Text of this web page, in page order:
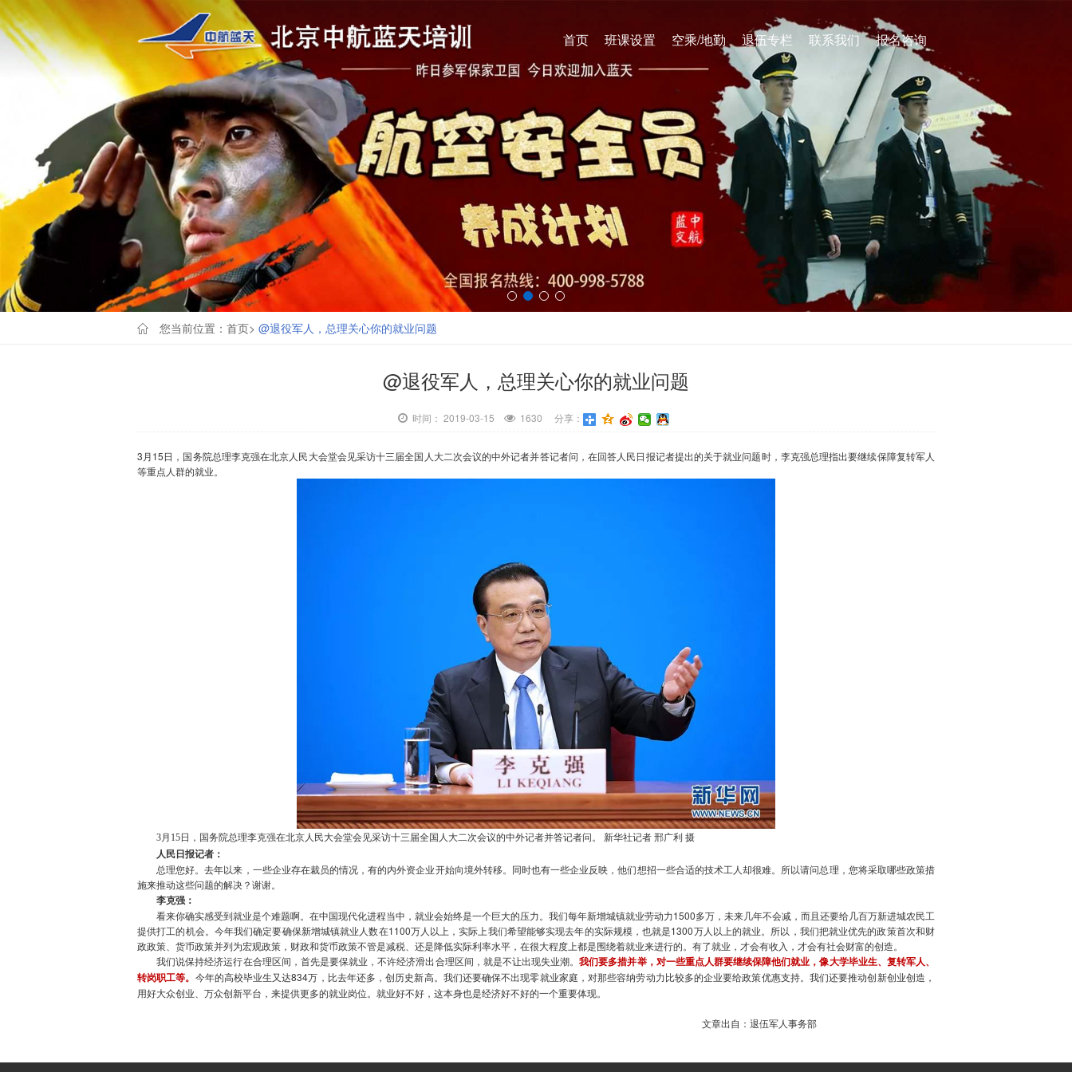
首页 班课设置 空乘/地勤 退伍专栏 联系我们 报名咨询
您当前位置： 首页> @退役军人，总理关心你的就业问题
@退役军人，总理关心你的就业问题
时间： 2019-03-15 1630 分享：
3月15日，国务院总理李克强在北京人民大会堂会见采访十三届全国人大二次会议的中外记者并答记者问，在回答人民日报记者提出的关于就业问题时，李克强总理指出要继续保障复转军人
等重点人群的就业。
3月15日，国务院总理李克强在北京人民大会堂会见采访十三届全国人大二次会议的中外记者并答记者问。 新华社记者 邢广利 摄
人民日报记者：
总理您好。去年以来，一些企业存在裁员的情况，有的内外资企业开始向境外转移。同时也有一些企业反映，他们想招一些合适的技术工人却很难。所以请问总理，您将采取哪些政策措
施来推动这些问题的解决？谢谢。
李克强：
看来你确实感受到就业是个难题啊。在中国现代化进程当中，就业会始终是一个巨大的压力。我们每年新增城镇就业劳动力1500多万，未来几年不会减，而且还要给几百万新进城农民工
提供打工的机会。今年我们确定要确保新增城镇就业人数在1100万人以上，实际上我们希望能够实现去年的实际规模，也就是1300万人以上的就业。所以，我们把就业优先的政策首次和财
政政策、货币政策并列为宏观政策，财政和货币政策不管是减税、还是降低实际利率水平，在很大程度上都是围绕着就业来进行的。有了就业，才会有收入，才会有社会财富的创造。
我们说保持经济运行在合理区间，首先是要保就业，不许经济滑出合理区间，就是不让出现失业潮。我们要多措并举，对一些重点人群要继续保障他们就业，像大学毕业生、复转军人、
转岗职工等。 今年的高校毕业生又达834万，比去年还多，创历史新高。我们还要确保不出现零就业家庭，对那些容纳劳动力比较多的企业要给政策优惠支持。我们还要推动创新创业创造，
用好大众创业、万众创新平台，来提供更多的就业岗位。就业好不好，这本身也是经济好不好的一个重要体现。
文章出自：退伍军人事务部